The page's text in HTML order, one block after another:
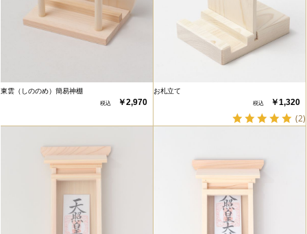
東雲（しののめ）簡易神棚
￥2,970
お札立て
￥1,320
(2)